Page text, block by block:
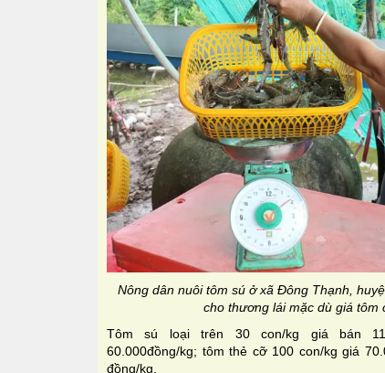
Nông dân nuôi tôm sú ở xã Đông Thạnh,
cho thương lái mặc dù giá tôm
Tôm sú loại trên 30 con/kg giá bán
60.000đồng/kg; tôm thẻ cỡ 100 con/kg giá
đồng/kg.